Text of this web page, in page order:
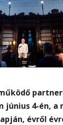
június 4-én, a
évről